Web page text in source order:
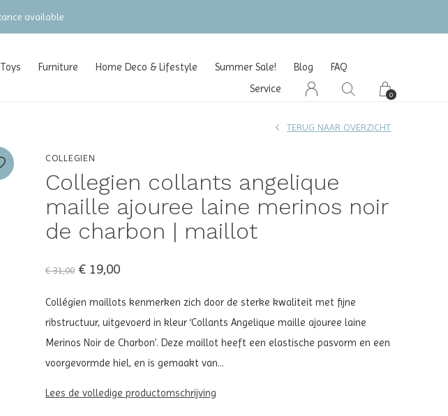
Toys Furniture Home Deco & Lifestyle Summer Sale! Blog
FAQ
Service
0
gratis verzending vanaf €100 (NL/BE/DE)
COLLEGIEN
Collegien collants angelique
maille ajouree laine merinos noir
de charbon | maillot
TERUG NAAR OVERZICHT
€ 31,00 € 19,00
Collégien maillots kenmerken zich door de sterke kwaliteit met fijne
ribstructuur, uitgevoerd in kleur ‘Collants Angelique maille ajouree laine
Merinos Noir de Charbon’. Deze maillot heeft een elastische pasvorm en een
voorgevormde hiel, en is gemaakt van...
Lees de volledige productomschrijving